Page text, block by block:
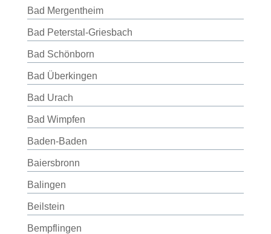
Bad Mergentheim
Bad Peterstal-Griesbach
Bad Schönborn
Bad Überkingen
Bad Urach
Bad Wimpfen
Baden-Baden
Baiersbronn
Balingen
Beilstein
Bempflingen